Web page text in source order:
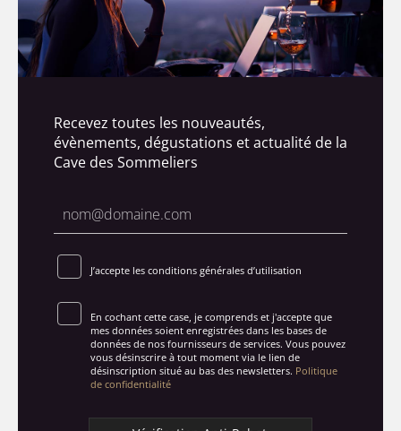
Recevez toutes les nouveautés,
évènements, dégustations et actualité de la
Cave des Sommeliers
J’accepte les conditions générales d’utilisation
En cochant cette case, je comprends et j'accepte que
mes données soient enregistrées dans les bases de
données de nos fournisseurs de services. Vous pouvez
vous désinscrire à tout moment via le lien de
désinscription situé au bas des newsletters. Politique
de confidentialité